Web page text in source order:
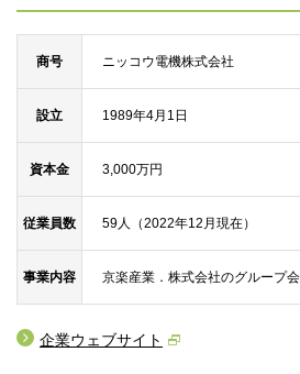
商号 ニッコウ電機株式会社
設立 1989年4月1日
資本金 3,000万円
従業員数 59人（2022年12月現在）
事業内容 京楽産業．株式会社のグループ
企業ウェブサイト